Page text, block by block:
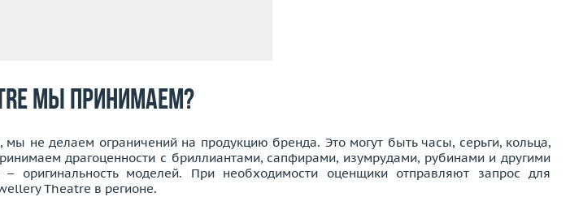
мы принимаем?
не делаем ограничений на продукцию бренда. Это могут быть часы, серьги, кольца,
драгоценности с бриллиантами, сапфирами, изумрудами, рубинами и другими
оригинальность моделей. При необходимости оценщики отправляют запрос для
Theatre в регионе.